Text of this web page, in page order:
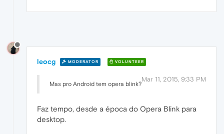
leocg MODERATOR VOLUNTEER
Mar 11, 2015, 9:33 PM
Mas pro Android tem opera blink?
Faz tempo, desde a época do Opera Blink para
desktop.